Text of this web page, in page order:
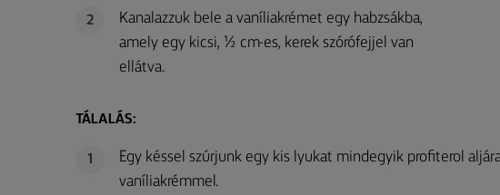
2
Kanalazzuk bele a vaníliakrémet egy habzsákba,
amely egy kicsi, ½ cm-es, kerek szórófejjel van
ellátva.
TÁLALÁS:
1
Egy késsel szúrjunk egy kis lyukat mindegyik profiterol
vaníliakrémmel.